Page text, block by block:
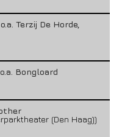
Terzij De Horde,
Bongloard
(Den Haag))